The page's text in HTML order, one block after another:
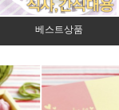
베스트상품